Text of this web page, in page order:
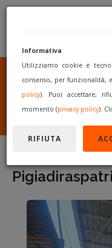
SEI
O UN
I
Informativa
Utilizziamo cookie e
consenso, per funzionalità,
policy). Puoi accettare,
momento (privacy policy).
RIFIUTA